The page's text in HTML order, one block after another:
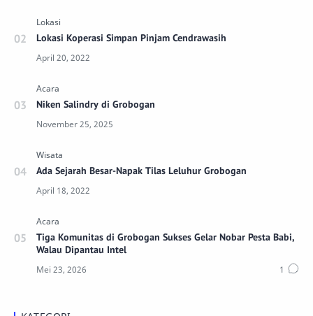
Lokasi Koperasi Simpan Pinjam Cendrawasih
Niken Salindry di Grobogan
Ada Sejarah Besar-Napak Tilas Leluhur Grobogan
Tiga Komunitas di Grobogan Sukses Gelar Nobar Pesta Babi,
Walau Dipantau Intel